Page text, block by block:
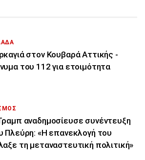
στον Κουβαρά Αττικής -
του 112 για ετοιμότητα
αναδημοσίευσε συνέντευξη
Πλεύρη: «Η επανεκλογή του
τη μεταναστευτική πολιτική»